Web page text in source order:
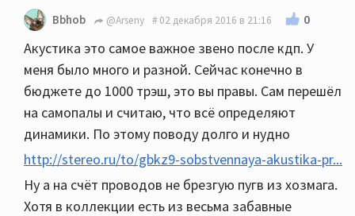
Bbhob @Arseny 02 декабря 2016 в 21:16 0
Акустика это самое важное звено после кдп. У
меня было много и разной. Сейчас конечно в
бюджете до 1000 трэш, это вы правы. Сам перешёл
на самопалы и считаю, что всё определяют
динамики. По этому поводу долго и нудно
http://stereo.ru/to/gbkz9-sobstvennaya-akustika-pr...
Ну а на счёт проводов не брезгую пугв из хозмага.
Хотя в коллекции есть из весьма забавные